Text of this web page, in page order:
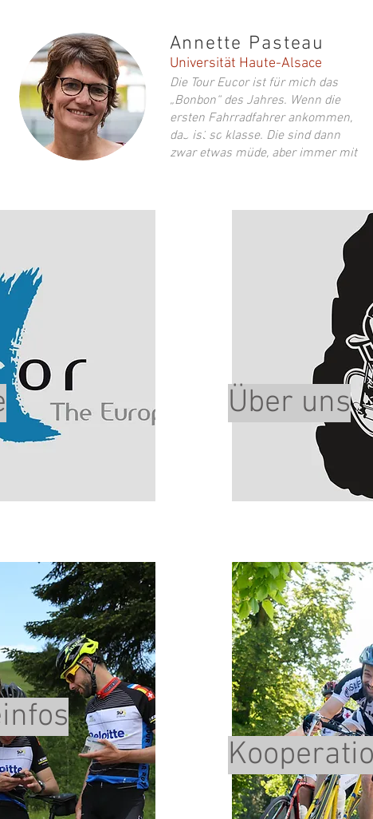
© Sandra Meyndt
Annette Pasteau
Universität Haute-Alsace
Die Tour Eucor ist für mich das
„Bonbon“ des Jahres. Wenn die
ersten Fahrradfahrer ankommen,
das ist so klasse. Die sind dann
zwar etwas müde, aber immer mit
Über uns